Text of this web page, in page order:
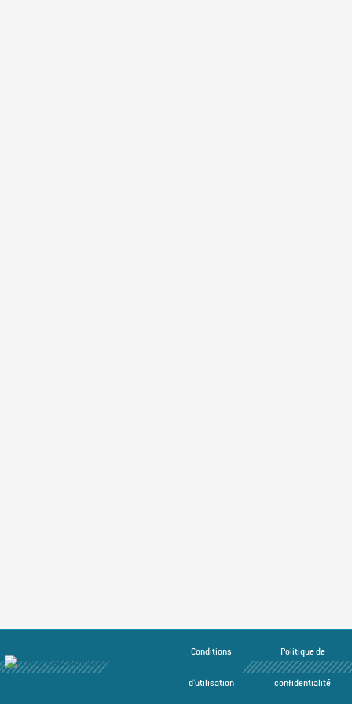
Conditions
d'utilisation
Politique de
confidentialité